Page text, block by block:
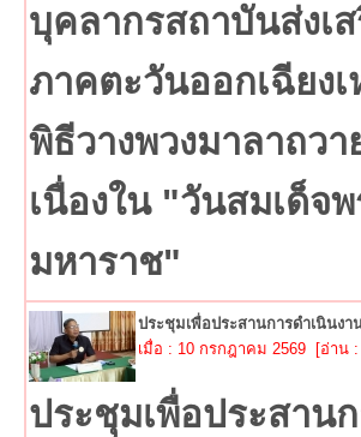
บุคลากรสถาบันส่งเ
ภาคตะวันออกเฉียง
พิธีวางพวงมาลาถว
เนื่องใน "วันสมเด็จ
มหาราช"
ประชุมเพื่อประสานการดำเนินงา
เมื่อ : 10 กรกฎาคม 2569 [อ่าน :
ประชุมเพื่อประสาน